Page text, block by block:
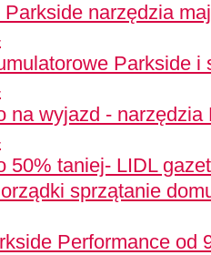
narzędzia
Parkside i
na wyjazd -
50% taniej- LIDL
sprzątanie
Performance od